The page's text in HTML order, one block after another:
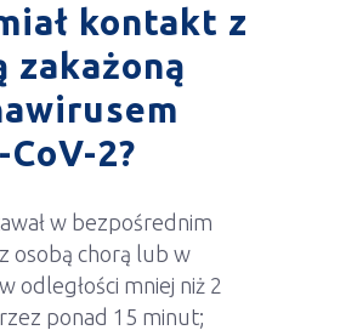
kontakt z
zakażoną
CoV-2?
w bezpośrednim
osobą chorą lub w
odległości mniej niż 2
ponad 15 minut;